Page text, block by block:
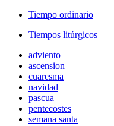
Tiempo ordinario
Tiempos litúrgicos
adviento
ascension
cuaresma
navidad
pascua
pentecostes
semana santa